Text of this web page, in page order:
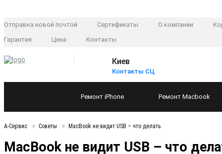
Отправка новой почтой Сертификаты О компании
Гарантия
Цена Контакты
Киев
Контакты СЦ
Ремонт iPhone Ремонт Macbook
А-Сервис Советы MacBook не видит USB – что делать
MacBook не видит USB – что